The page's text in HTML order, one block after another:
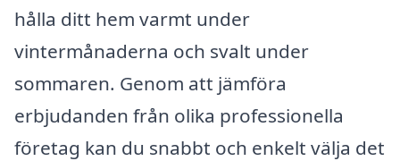
hålla ditt hem varmt under
vintermånaderna och svalt under
sommaren. Genom att jämföra
erbjudanden från olika professionella
företag kan du snabbt och enkelt välja det